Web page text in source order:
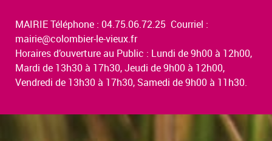
MAIRIE Téléphone : 04.75.06.72.25 Courriel :
mairie@colombier-le-vieux.fr
Horaires d’ouverture au Public : Lundi de 9h00 à 12h00,
Mardi de 13h30 à 17h30, Jeudi de 9h00 à 12h00,
Vendredi de 13h30 à 17h30, Samedi de 9h00 à 11h30.